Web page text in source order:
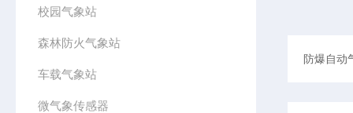
校园气象站
森林防火气象站
车载气象站
微气象传感器